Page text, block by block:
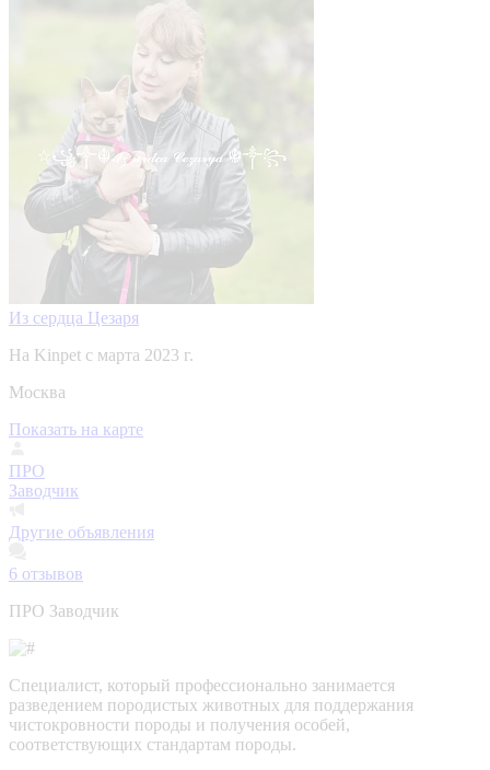
Из сердца Цезаря
На Kinpet c марта 2023 г.
Москва
Показать на карте
ПРО
Заводчик
Другие объявления
6 отзывов
ПРО Заводчик
Специалист, который профессионально занимается
разведением породистых животных для поддержания
чистокровности породы и получения особей,
соответствующих стандартам породы.